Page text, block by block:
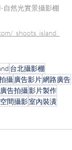
自然光實景攝影棚
_shoots_island_
台北攝影棚
攝 廣告影片網路廣告
廣告拍攝影片製作
空間攝影室內裝潢